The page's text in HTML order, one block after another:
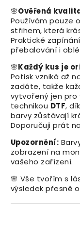
🌸Ověřená
Používám pouze
střihem, která
Praktické
přebalování i
🌸Každý kus je
Potisk vzniká až
zadáte, takže
vytvořený jen pro
technikou DTF,
barvy zůstávají
Doporučuji prát
Upozornění:
zobrazení na
vašeho zařízení.
🌸 Vše tvořím s
výsledek přesně